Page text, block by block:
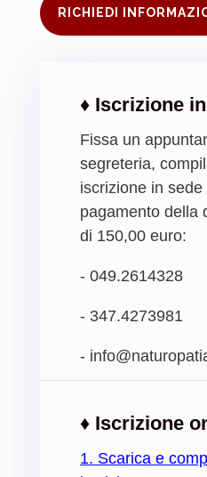
RICHIEDI
♦ Iscrizione
Fissa un
segreteria,
iscrizione in sede
pagamento della
di 150,00 euro:
- 049.2614328
- 347.4273981
-
♦ Iscrizione
1. Scarica e